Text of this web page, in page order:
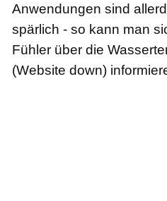
Anwendungen sind
spärlich - so kann man
Fühler über die
(Website down)